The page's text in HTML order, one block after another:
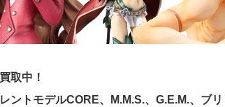
取中！
ントモデルCORE、M.M.S.、G.E.M.、ブ